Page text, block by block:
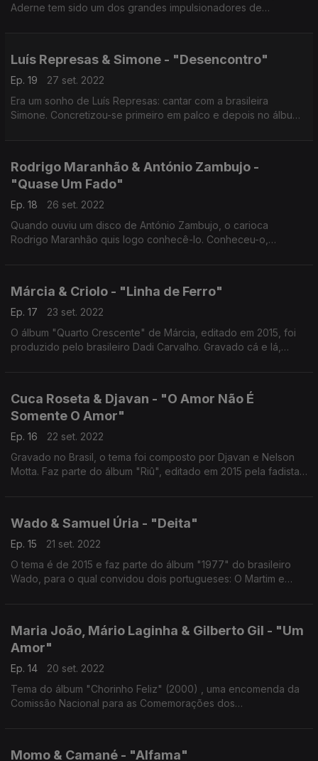
Aderne tem sido um dos grandes impulsionadores de
Luís Represas & Simone - "Desencontro"
Ep. 19
27 set. 2022
Era um sonho de Luís Represas: cantar com a brasileira
Simone. Concretizou-se primeiro em palco e depois no álbum
Rodrigo Maranhão & António Zambujo -
"Quase Um Fado"
Ep. 18
26 set. 2022
Quando ouviu um disco de António Zambujo, o carioca
Rodrigo Maranhão quis logo conhecê-lo. Conheceu-o,
Márcia & Criolo - "Linha de Ferro"
Ep. 17
23 set. 2022
O álbum "Quarto Crescente" de Márcia, editado em 2015, foi
produzido pelo brasileiro Dadi Carvalho. Gravado cá e lá,
Cuca Roseta & Djavan - "O Amor Não É
Somente O Amor"
Ep. 16
22 set. 2022
Gravado no Brasil, o tema foi composto por Djavan e Nelson
Motta. Faz parte do álbum "Riû", editado em 2015 pela fadista
Wado & Samuel Úria - "Deita"
Ep. 15
21 set. 2022
O tema é de 2015 e faz parte do álbum "1977" do brasileiro
Wado, para o qual convidou dois portugueses: O Martim e
Maria João, Mário Laginha & Gilberto Gil - "Um
Amor"
Ep. 14
20 set. 2022
Tema do álbum "Chorinho Feliz" (2000) , uma encomenda da
Comissão Nacional para as Comemorações dos
Momo & Camané - "Alfama"